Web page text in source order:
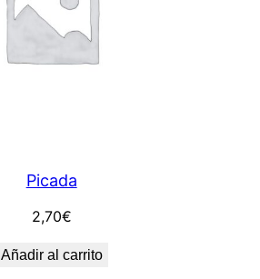
Picada
2,70€
Añadir al carrito